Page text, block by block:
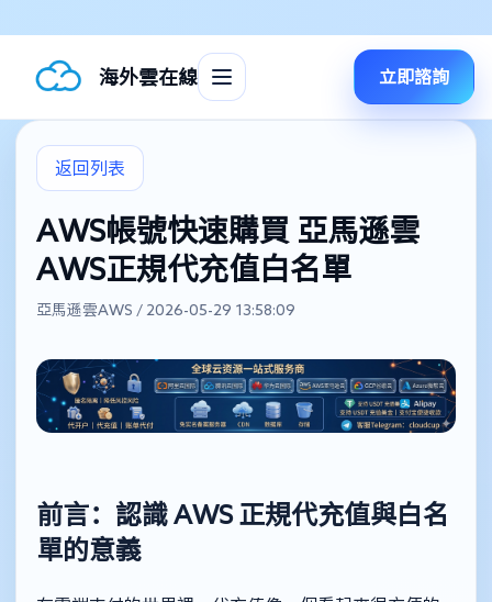
海外雲在線 立即諮詢
返回列表
AWS帳號快速購買 亞馬遜雲
AWS正規代充值白名單
亞馬遜雲AWS / 2026-05-29 13:58:09
前言：認識 AWS 正規代充值與白名
單的意義